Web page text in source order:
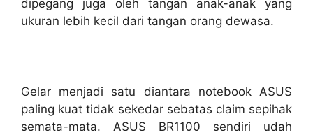
dipegang juga oleh tangan anak-anak yang
ukuran lebih kecil dari tangan orang dewasa.
Gelar menjadi satu diantara notebook ASUS
paling kuat tidak sekedar sebatas claim sepihak
semata-mata. ASUS BR1100 sendiri udah